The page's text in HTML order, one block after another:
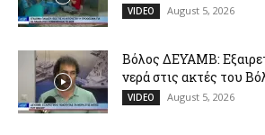
VIDEO August 5, 2026
Βόλος ΔΕΥΑΜΒ:
νερά στις ακτές του
VIDEO August 5, 2026